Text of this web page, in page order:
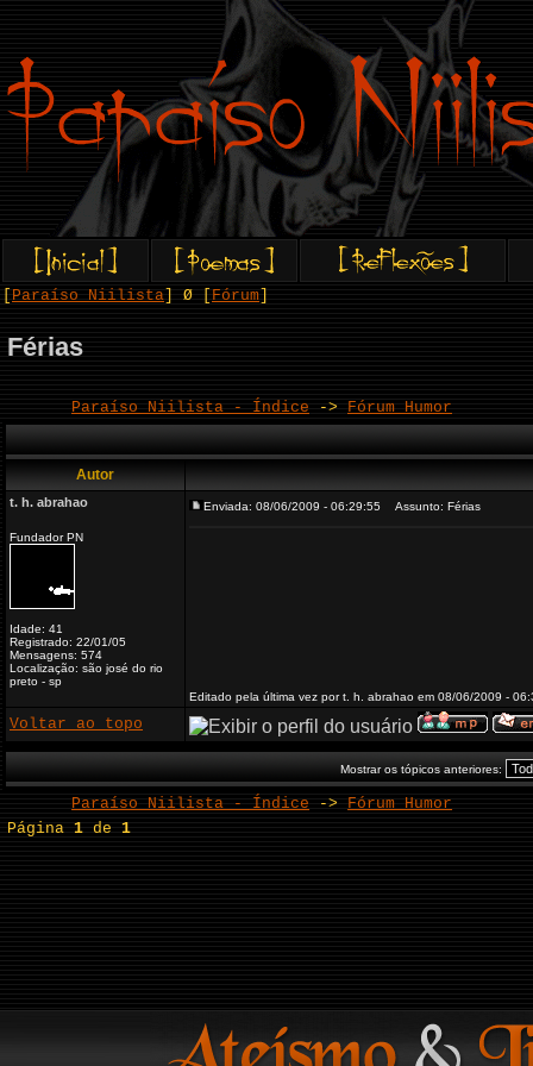
Paraíso Niilista ] Ø [ Fórum
Férias
Paraíso Niilista - Índice -> Fórum Humor
Autor
t. h. abrahao
Fundador PN
Idade: 41
Registrado: 22/01/05
Mensagens: 574
Localização: são josé do rio
preto - sp
Enviada: 08/06/2009 - 06:29:55 Assunto: Férias
Editado pela última vez por t. h. abrahao em 08/06/2009 -
Voltar ao topo
Mostrar os tópicos anteriores:
Paraíso Niilista - Índice -> Fórum Humor
Página1 de1